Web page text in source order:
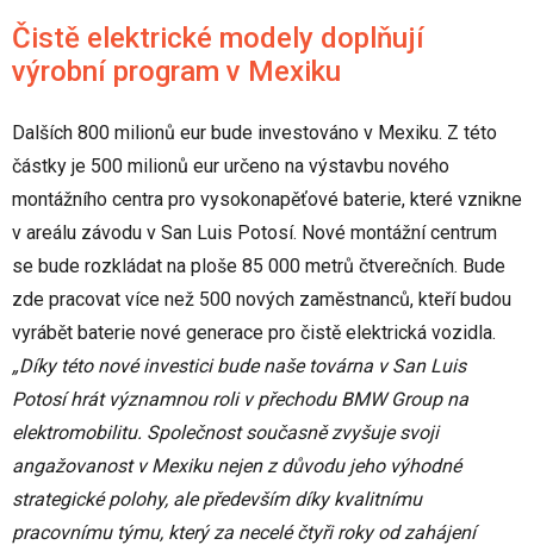
Čistě elektrické modely doplňují
výrobní program v Mexiku
Dalších 800 milionů eur bude investováno v Mexiku. Z této
částky je 500 milionů eur určeno na výstavbu nového
montážního centra pro vysokonapěťové baterie, které vznikne
v areálu závodu v San Luis Potosí. Nové montážní centrum
se bude rozkládat na ploše 85 000 metrů čtverečních. Bude
zde pracovat více než 500 nových zaměstnanců, kteří budou
vyrábět baterie nové generace pro čistě elektrická vozidla.
„Díky této nové investici bude naše továrna v San Luis
Potosí hrát významnou roli v přechodu BMW Group na
elektromobilitu. Společnost současně zvyšuje svoji
angažovanost v Mexiku nejen z důvodu jeho výhodné
strategické polohy, ale především díky kvalitnímu
pracovnímu týmu, který za necelé čtyři roky od zahájení